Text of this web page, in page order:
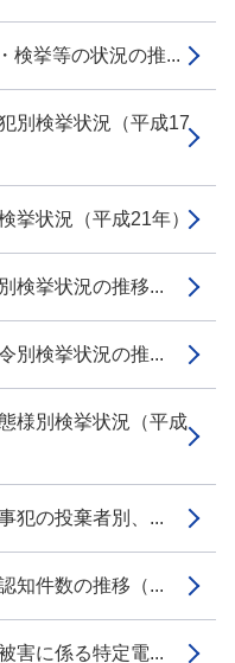
検挙等の状況の推...
別検挙状況（平成17
挙状況（平成21年）
検挙状況の推移...
別検挙状況の推...
様別検挙状況（平成
犯の投棄者別、...
知件数の推移（...
害に係る特定電...